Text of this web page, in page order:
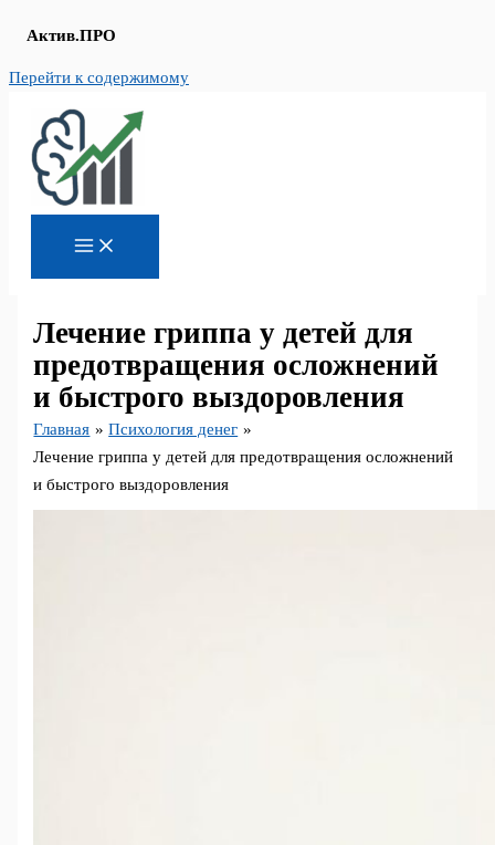
Актив.ПРО
Перейти к содержимому
Лечение гриппа у детей для
предотвращения осложнений
и быстрого выздоровления
Главная
Психология денег
Лечение гриппа у детей для предотвращения осложнений
и быстрого выздоровления